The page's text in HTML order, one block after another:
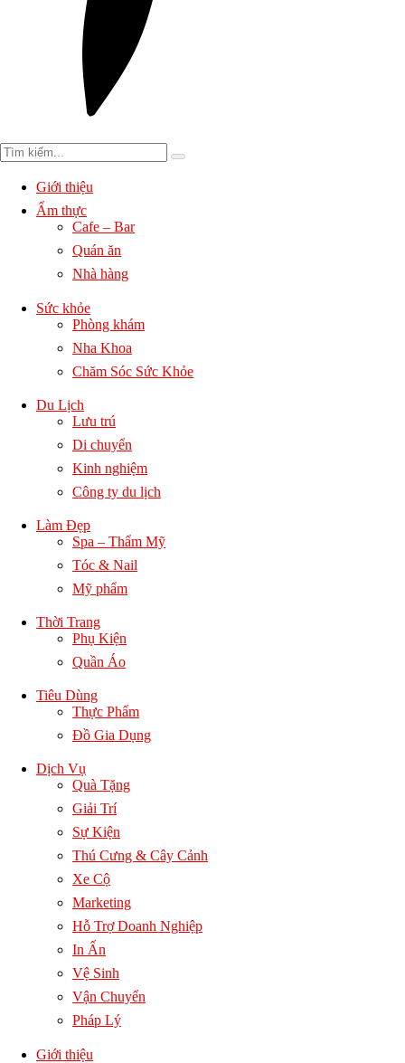
Giới thiệu
Ẩm thực
Cafe – Bar
Quán ăn
Nhà hàng
Sức khỏe
Phòng khám
Nha Khoa
Chăm Sóc Sức Khỏe
Du Lịch
Lưu trú
Di chuyển
Kinh nghiệm
Công ty du lịch
Làm Đẹp
Spa – Thẩm Mỹ
Tóc & Nail
Mỹ phẩm
Thời Trang
Phụ Kiện
Quần Áo
Tiêu Dùng
Thực Phẩm
Đồ Gia Dụng
Dịch Vụ
Quà Tặng
Giải Trí
Sự Kiện
Thú Cưng & Cây Cảnh
Xe Cộ
Marketing
Hỗ Trợ Doanh Nghiệp
In Ấn
Vệ Sinh
Vận Chuyển
Pháp Lý
Giới thiệu